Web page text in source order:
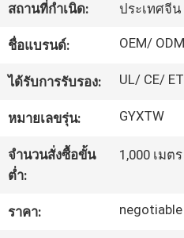
วิดีโอ
เรา
สถานที่กำเนิด: ประเทศจีน
ชื่อแบรนด์: OEM/
ได้รับการรับรอง: UL/ CE/
หมายเลขรุ่น: GYXTW
จำนวนสั่งซื้อขั้น
ต่ำ:
1,000 เมตร
ราคา: negotiable